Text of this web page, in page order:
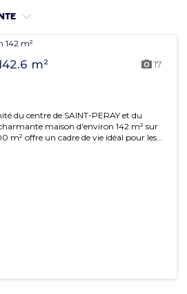
m² 17
du centre de SAINT-PERAY et du
maison d'environ 142 m² sur
m² offre un cadre de vie idéal pour les
unique de vivre dans un quartier